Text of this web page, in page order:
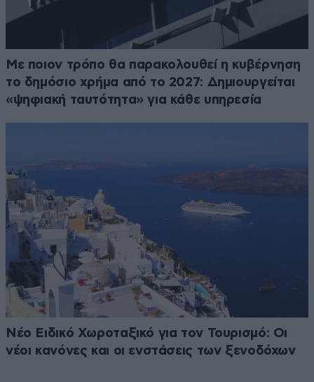
Με ποιον τρόπο θα παρακολουθεί η κυβέρνηση
το δημόσιο χρήμα από το 2027: Δημιουργείται
«ψηφιακή ταυτότητα» για κάθε υπηρεσία
Νέο Ειδικό Χωροταξικό για τον Τουρισμό: Οι
νέοι κανόνες και οι ενστάσεις των ξενοδόχων